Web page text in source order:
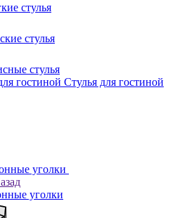
стулья
стулья
стулья
Стулья для гостиной
уголки
уголки